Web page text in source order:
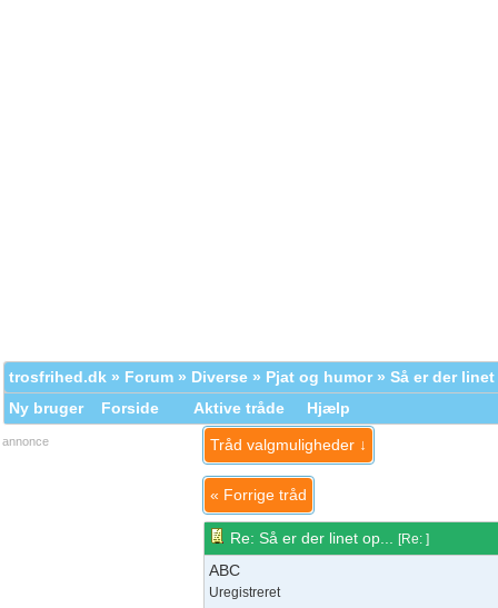
trosfrihed.dk » Forum » Diverse » Pjat og humor» Så er der linet
Ny bruger
Forside Aktive tråde Hjælp
annonce Tråd valgmuligheder ↓
« Forrige tråd
Re: Så er der linet op... [Re: ]
ABC
Uregistreret